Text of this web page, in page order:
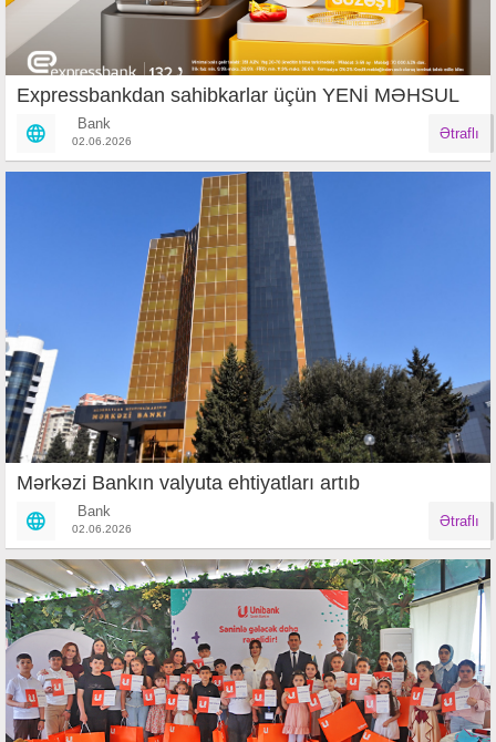
Expressbankdan sahibkarlar üçün YENİ MƏHSUL
Bank
02.06.2026 Ətraflı
Mərkəzi Bankın valyuta ehtiyatları artıb
Bank
02.06.2026 Ətraflı